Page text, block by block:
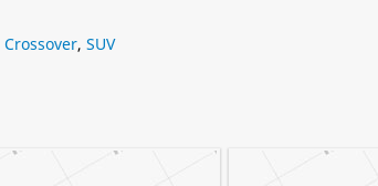
Crossover, SUV